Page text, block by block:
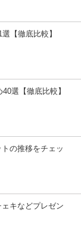
【徹底比較】
選【徹底比較】
の推移をチェッ
キなどプレゼン